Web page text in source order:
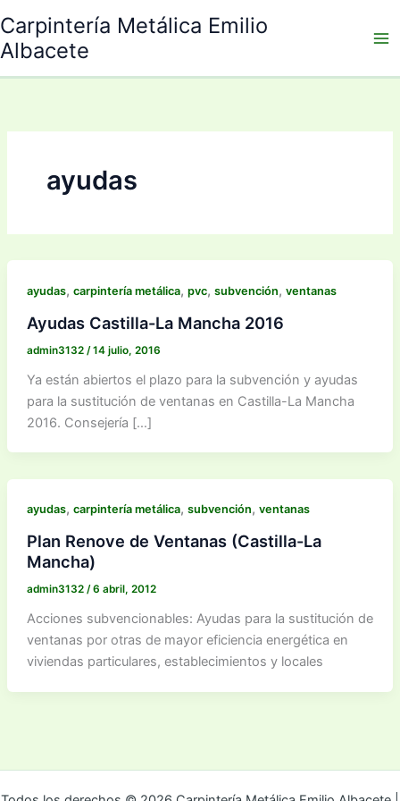
al
contenido
Carpintería Metálica Emilio
Albacete
ayudas
ayudas, carpintería metálica, pvc, subvención, ventanas
Ayudas Castilla-La Mancha 2016
admin3132 /14 julio, 2016
Ya están abiertos el plazo para la subvención y ayudas
para la sustitución de ventanas en Castilla-La Mancha
2016. Consejería […]
ayudas, carpintería metálica, subvención, ventanas
Plan Renove de Ventanas (Castilla-La
Mancha)
admin3132 /6 abril, 2012
Acciones subvencionables: Ayudas para la sustitución de
ventanas por otras de mayor eficiencia energética en
viviendas particulares, establecimientos y locales